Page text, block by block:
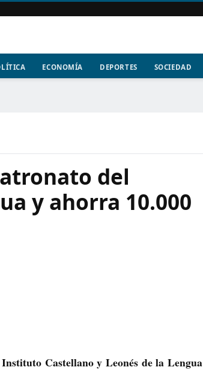
ECONOMÍA DEPORTES SOCIEDAD
del
y ahorra 10.000
Castellano y Leonés de la Lengua